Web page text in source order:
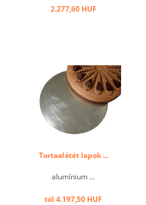
2.277,60 HUF
Tortaalátét lapok ...
alumínium ...
tól 4.197,50 HUF